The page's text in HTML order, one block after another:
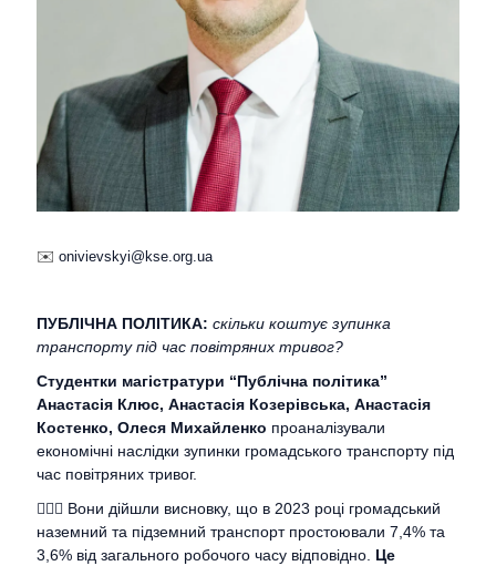
✉️ onivievskyi@kse.org.ua
ПУБЛІЧНА ПОЛІТИКА: скільки коштує зупинка
транспорту під час повітряних тривог?
Студентки магістратури “Публічна політика”
Анастасія Клюс, Анастасія Козерівська, Анастасія
Костенко, Олеся Михайленко проаналізували
економічні наслідки зупинки громадського транспорту під
час повітряних тривог.
🤷🏻‍♂️ Вони дійшли висновку, що в 2023 році громадський
наземний та підземний транспорт простоювали 7,4% та
3,6% від загального робочого часу відповідно. Це